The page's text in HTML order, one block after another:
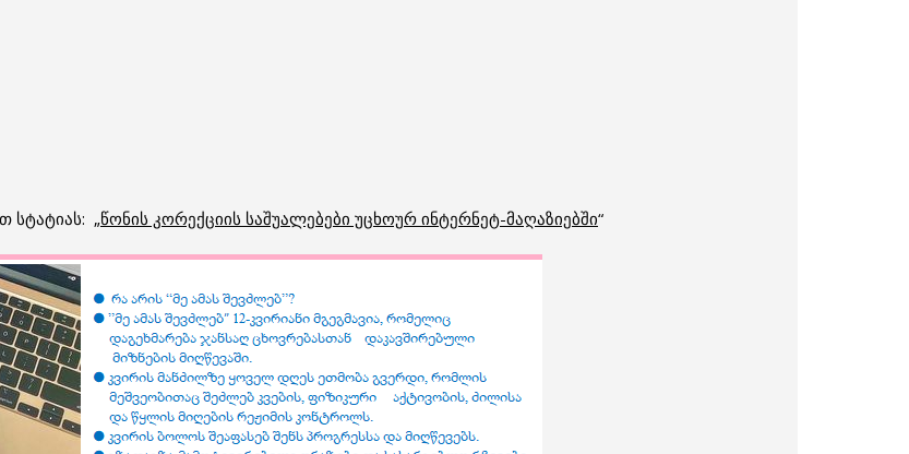
სტატიას: „წონის კორექციის საშუალებები უცხოურ ინტერნეტ-მაღაზიებში“